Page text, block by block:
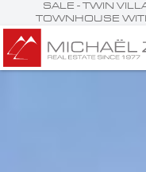
SALE - TWIN
TOWNHOUSE